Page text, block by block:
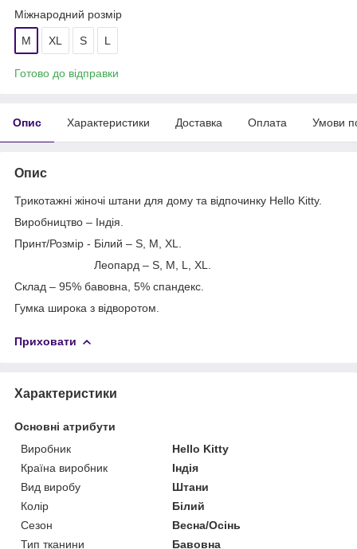
Міжнародний розмір
M XL S L
Готово до відправки
Опис Характеристики Доставка Оплата Умови
Опис
Трикотажні жіночі штани для дому та відпочинку Hello Kitty.
Виробництво – Індія.
Принт/Розмір - Білий – S, M, XL.
Леопард – S, M, L, XL.
Склад – 95% бавовна, 5% спандекс.
Гумка широка з відворотом.
Приховати
Характеристики
Основні атрибути
Виробник
Hello Kitty
Країна виробник
Індія
Вид виробу
Штани
Колір
Білий
Сезон
Весна/Осінь
Тип тканини
Бавовна